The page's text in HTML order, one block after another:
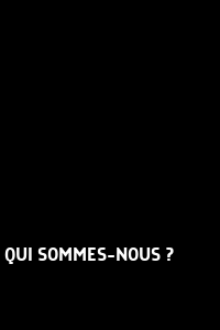
QUI SOMMES-NOUS ?